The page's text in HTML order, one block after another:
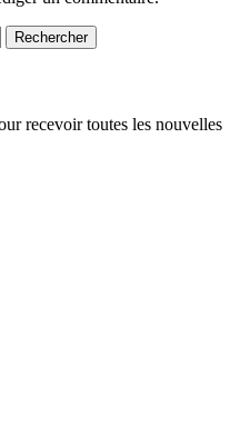
recevoir toutes les nouvelles